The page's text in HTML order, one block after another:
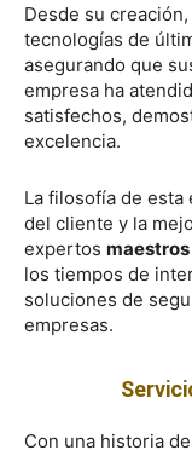
Desde su
tecnologías de
asegurando que
empresa ha
satisfechos,
excelencia.
La filosofía de esta
del cliente y la
expertos
los tiempos de
soluciones de
empresas.
Con una historia